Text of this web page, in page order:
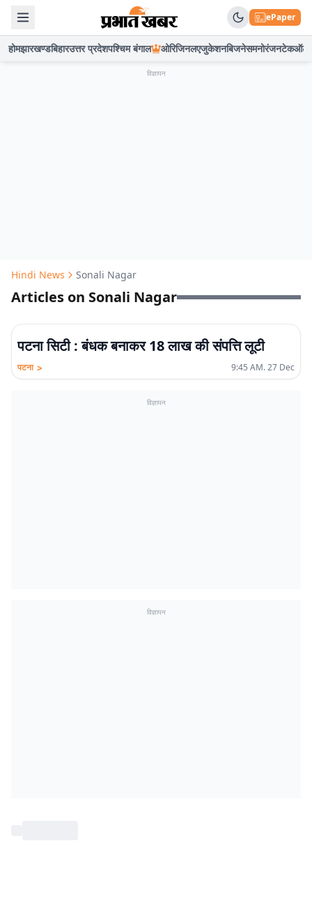
ePaper
होमझारखण्डबिहारउत्तर प्रदेशपश्चिम बंगाल ओरिजिनलएजुकेशनबिजनेसमनोरंजनटेकऑटो
विज्ञापन
Hindi News Sonali Nagar
Articles on Sonali Nagar
पटना सिटी : बंधक बनाकर 18 लाख की संपत्ति लूटी
पटना > 9:45 AM. 27 Dec
विज्ञापन
विज्ञापन